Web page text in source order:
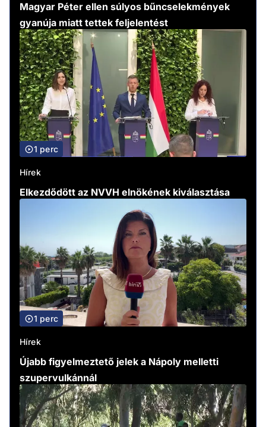
Magyar Péter ellen súlyos bűncselekmények
gyanúja miatt tettek feljelentést
1 perc
Hírek
Elkezdődött az NVVH elnökének kiválasztása
1 perc
Hírek
Újabb figyelmeztető jelek a Nápoly melletti
szupervulkánnál